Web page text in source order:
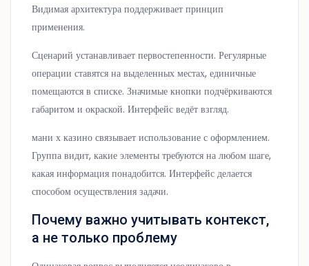
Видимая архитектура поддерживает принцип
применения.
Сценарий устанавливает первостепенности. Регулярные
операции ставятся на выделенных местах, единичные
помещаются в списке. Значимые кнопки подчёркиваются
габаритом и окраской. Интерфейс ведёт взгляд.
мани х казино связывает использование с оформлением.
Группа видит, какие элементы требуются на любом шаге,
какая информация понадобится. Интерфейс делается
способом осуществления задачи.
Почему важно учитывать контекст,
а не только проблему